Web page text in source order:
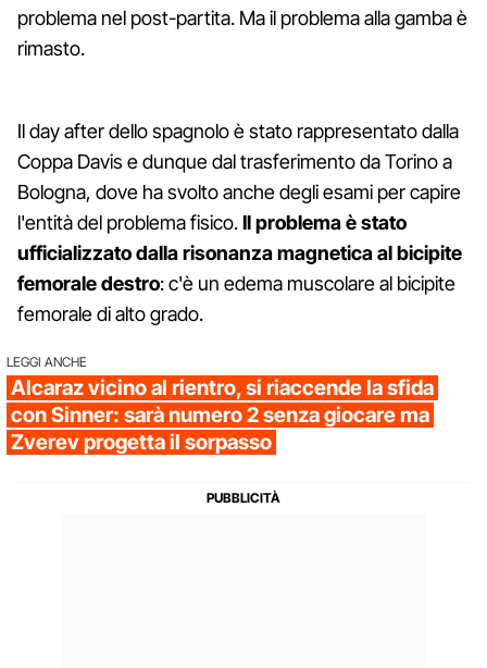
problema nel post-partita. Ma il problema alla gamba è
rimasto.
Il day after dello spagnolo è stato rappresentato dalla
Coppa Davis e dunque dal trasferimento da Torino a
Bologna, dove ha svolto anche degli esami per capire
l'entità del problema fisico.Il problema è stato
ufficializzato dalla risonanza magnetica al bicipite
femorale destro: c'è un edema muscolare al bicipite
femorale di alto grado.
LEGGI ANCHE
Alcaraz vicino al rientro, si riaccende la sfida
con Sinner: sarà numero 2 senza giocare ma
Zverev progetta il sorpasso